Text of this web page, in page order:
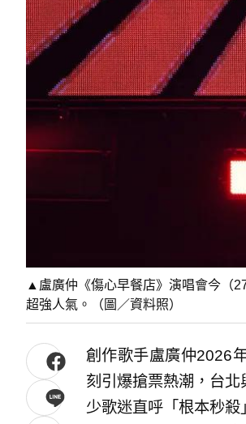
▲盧廣仲《傷心早餐店》演唱會今（
超強人氣。（圖／資料照）
創作歌手盧廣仲2026
刻引爆搶票熱潮，台
少歌迷直呼「根本秒殺